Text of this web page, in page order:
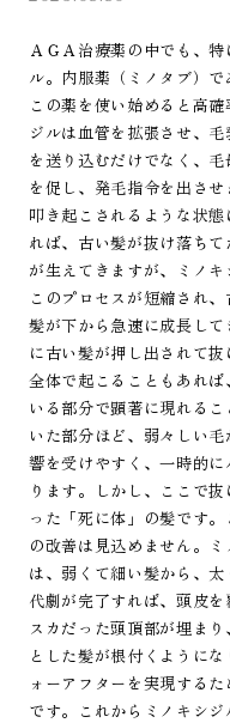
ＡＧＡ治療薬の中でも、
ル。内服薬（ミノタブ）で
この薬を使い始めると高
ジルは血管を拡張させ、
を送り込むだけでなく、
を促し、発毛指令を出さ
叩き起こされるような状
れば、古い髪が抜け落ち
が生えてきますが、ミノキ
このプロセスが短縮され
髪が下から急速に成長し
に古い髪が押し出されて
全体で起こることもあれ
いる部分で顕著に現れる
いた部分ほど、弱々しい
響を受けやすく、一時的
ります。しかし、ここで
った「死に体」の髪です
の改善は見込めません。
は、弱くて細い髪から、
代劇が完了すれば、頭皮
スカだった頭頂部が埋ま
とした髪が根付くように
ォーアフターを実現する
です。これからミノキシ